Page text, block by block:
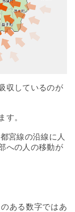
収しているのが
す。
宮線の沿線に人
への人の移動が
ある数字ではあ